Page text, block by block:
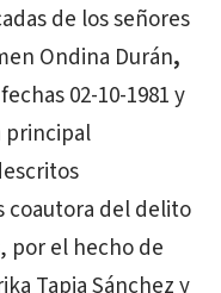
de los señores
Ondina Durán,
02-10-1981 y
principal
coautora del delito
por el hecho de